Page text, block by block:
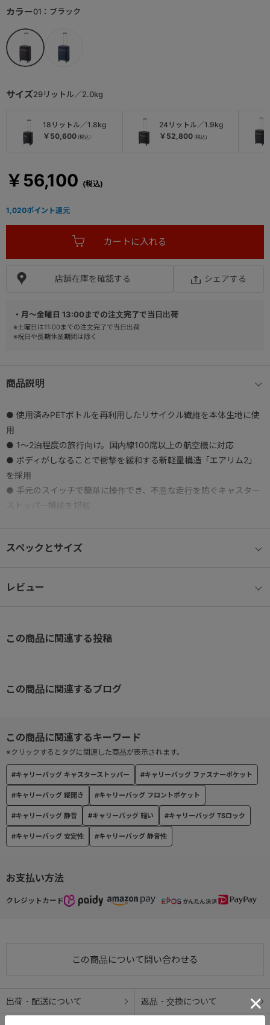
・月～金曜日 13:00までの注文完了で当日出荷
※土曜日は11:00までの注文完了で当日出荷
※祝日や長期休業期間は除く
￥56,100
商品説明
● 使用済みPETボトルを再利用したリサイクル繊維を本体生地に使
用
● 1～2泊程度の旅行向け。国内線100席以上の航空機に対応
● ボディがしなることで衝撃を緩和する新軽量構造「エアリム2」
を採用
● 手元のスイッチで簡単に操作でき、不意な走行を防ぐキャスター
ストッパー機能を搭載
● 必要なものを、いつでもすぐに取り出せる便利なフロントポケッ
● 両手でしっかりと持てる、ワイド設計のトップハンドル
スペックとサイズ
レビュー
サイズ29リットル／2.0kg
18リットル／1.8kg
￥50,600
24リットル／1.9kg
￥52,800
カラー01：ブラック
お支払い方法
クレジットカード
この商品について問い合わせる
出荷・配送について 返品・交換について
#キャリーバッグ キャスターストッパー #キャリーバッグ ファスナーポケット
#キャリーバッグ 縦開き #キャリーバッグ フロントポケット
#キャリーバッグ 静音 #キャリーバッグ 軽い #キャリーバッグ TSロック
#キャリーバッグ 安定性 #キャリーバッグ 静音性
※クリックするとタグに関連した商品が表示されます。
店舗在庫を確認する シェアする
この商品に関連する投稿
この商品に関連するブログ
1,020ポイント還元